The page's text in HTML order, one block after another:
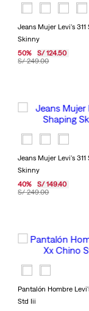
Jeans Mujer Levi's 311
Skinny
S/ 249.00
50% S/ 124.50
Jeans Mujer Levi's 311
Skinny
S/ 249.00
40% S/ 149.40
Pantalón Hombre
Std Iii